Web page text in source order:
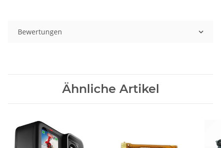
Bewertungen
Ähnliche Artikel